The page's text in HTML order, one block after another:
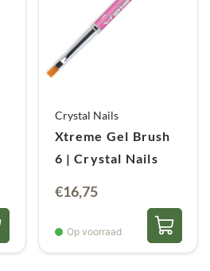
Crystal Nails
Xtreme Gel Brush
6 | Crystal Nails
€16,75
Op voorraad